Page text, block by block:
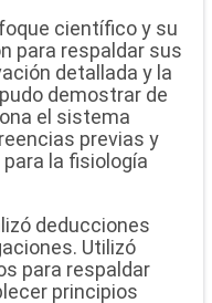
científico y su
para respaldar sus
detallada y la
demostrar de
el sistema
previas y
la fisiología
deducciones
Utilizó
para respaldar
principios